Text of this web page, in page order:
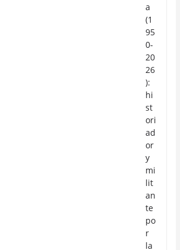
a
(1
95
0-
20
26
):
hi
st
ori
ad
or
y
mi
lit
an
te
po
r
la